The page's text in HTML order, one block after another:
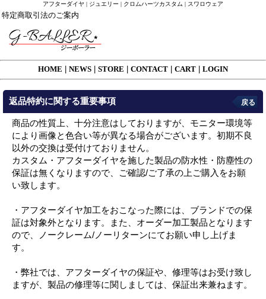
アフターダイヤ | ジュエリー | クロムハーツカスタム | スワロウェア
特定商取引法のご案内
HOME NEWS STORE CONTACT CART LOGIN
返品特約に関する重要事項 戻る
商品の性質上、十分注意はしておりますが、モニター環境等
により画像と色合い等が異なる場合がございます。初期不良
以外の交換は受付けておりません。
カスタム・アフターダイヤを施した製品の防水性・防塵性の
保証は無くなりますので、ご確認/ご了承の上ご購入をお願
い致します。
・アフターダイヤ加工をおこなった際には、ブランドでの保
証は対象外となります。また、オーダー加工製品となります
ので、ノークレーム/ノーリターンにてお願い申し上げま
す。
・弊社では、アフターダイヤの保証や、修理等はお受け致し
ますが、製品の修理等に関しましては、保証出来兼ねます。